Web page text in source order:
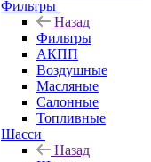
Фильтры
Назад
Фильтры
АКПП
Воздушные
Масляные
Салонные
Топливные
Шасси
Назад